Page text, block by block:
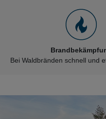
Bei Waldbränden schnell und